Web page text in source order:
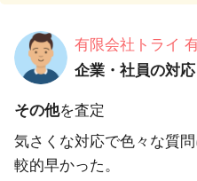
有限会社トライ
企業・社員の対応
その他を査定
気さくな対応で色々な質
較的早かった。